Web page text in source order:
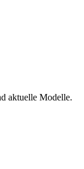
aktuelle Modelle.